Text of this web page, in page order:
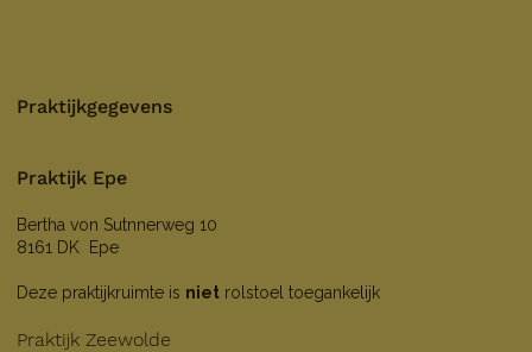
Praktijkgegevens
Praktijk Epe
Bertha von Sutnnerweg 10
8161 DK Epe
Deze praktijkruimte is nietrolstoel toegankelijk
Praktijk Zeewolde